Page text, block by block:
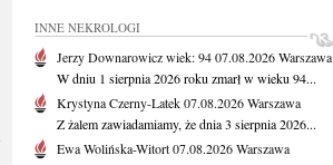
INNE NEKROLOGI
Jerzy Downarowiczwiek: 9407.08.2026Warszawa
W dniu 1 sierpnia 2026 roku zmarł w wieku 94...
Krystyna Czerny-Latek07.08.2026Warszawa
Z żalem zawiadamiamy, że dnia 3 sierpnia 2026...
Ewa Wolińska-Witort07.08.2026Warszawa